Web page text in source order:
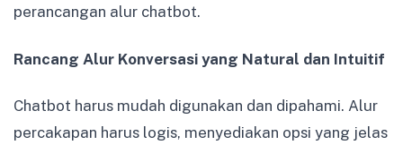
perancangan alur chatbot.
Rancang Alur Konversasi yang Natural dan Intuitif
Chatbot harus mudah digunakan dan dipahami. Alur
percakapan harus logis, menyediakan opsi yang jelas